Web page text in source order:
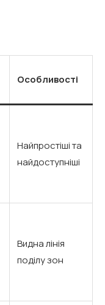
Особливості
Найпростіші та
найдоступніші
Видна лінія
поділу зон